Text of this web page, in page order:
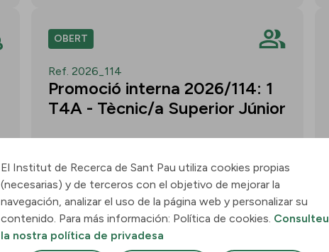
OBERT
Ref. 2026_114
Promoció interna 2026/114: 1
T4A - Tècnic/a Superior Júnior
Convocatòria per a un/a T4A - Tècnic/a
Superior Júnior al grup Neurobiologia de
les Demències - Multilingual Aphasia &
Dementia Research Lab. Termini: 11
El Institut de Recerca de Sant Pau utiliza cookies propias
(necesarias) y de terceros con el objetivo de mejorar la
navegación, analizar el uso de la página web y personalizar su
contenido. Para más información: Política de cookies. Consulteu
la nostra política de privadesa